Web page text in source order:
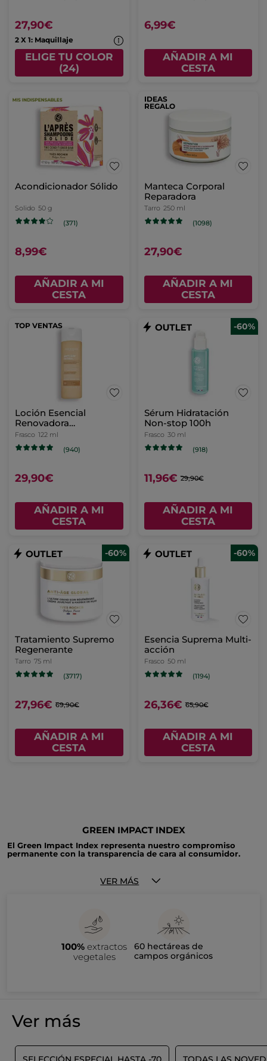
27,90€
2 X 1: Maquillaje
ELIGE TU COLOR
(24)
6,99€
AÑADIR A MI
CESTA
Acondicionador Sólido
Solido 50 g
(371)
8,99€
AÑADIR A MI
CESTA
IDEAS
REGALO
Manteca Corporal
Reparadora
Tarro 250 ml
(1098)
27,90€
AÑADIR A MI
CESTA
TOP VENTAS
Loción Esencial
Renovadora
Luminosidad
Frasco 122 ml
(940)
29,90€
AÑADIR A MI
CESTA
-60%
Sérum Hidratación
Non-stop 100h
Frasco 30 ml
(918)
11,96€ 29,90€
AÑADIR A MI
CESTA
-60%
Tratamiento Supremo
Regenerante
Tarro 75 ml
(3717)
27,96€ 69,90€
AÑADIR A MI
CESTA
-60%
Esencia Suprema Multi-
acción
Frasco 50 ml
(1194)
26,36€ 65,90€
AÑADIR A MI
CESTA
GREEN IMPACT INDEX
El Green Impact Index representa nuestro compromiso
permanente con la transparencia de cara al consumidor.
herramienta evalúa el impacto medioambiental y social de
cada producto. De fácil comprensión, nuestra escala de
demanda de transparencia, proporcionando información clara,
pertinente y fiable sobre el impacto de nuestros productos.
VER MÁS
100% extractos
vegetales
60 hectáreas de
campos orgánicos
Ver más